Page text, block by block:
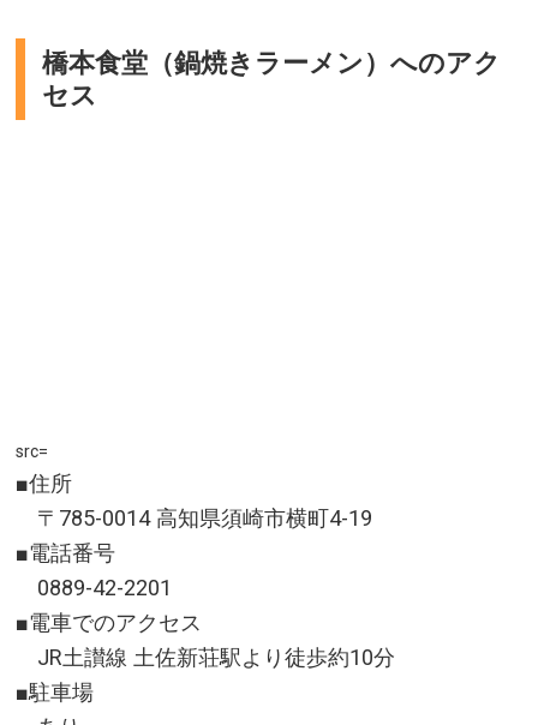
橋本食堂（鍋焼きラーメン）へのアク
セス
src=
■住所
〒785-0014 高知県須崎市横町4-19
■電話番号
0889-42-2201
■電車でのアクセス
JR土讃線 土佐新荘駅より徒歩約10分
■駐車場